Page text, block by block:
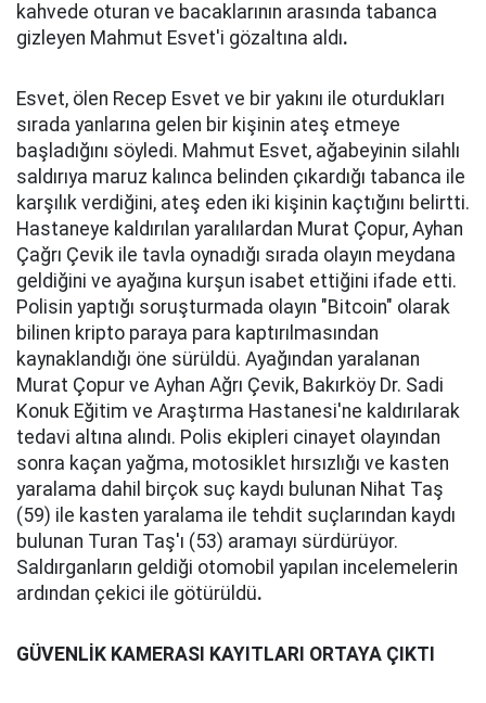
kahvede oturan ve bacaklarının arasında tabanca
gizleyen Mahmut Esvet'i gözaltına aldı.
Esvet, ölen Recep Esvet ve bir yakını ile oturdukları
sırada yanlarına gelen bir kişinin ateş etmeye
başladığını söyledi. Mahmut Esvet, ağabeyinin silahlı
saldırıya maruz kalınca belinden çıkardığı tabanca ile
karşılık verdiğini, ateş eden iki kişinin kaçtığını belirtti.
Hastaneye kaldırılan yaralılardan Murat Çopur, Ayhan
Çağrı Çevik ile tavla oynadığı sırada olayın meydana
geldiğini ve ayağına kurşun isabet ettiğini ifade etti.
Polisin yaptığı soruşturmada olayın "Bitcoin" olarak
bilinen kripto paraya para kaptırılmasından
kaynaklandığı öne sürüldü. Ayağından yaralanan
Murat Çopur ve Ayhan Ağrı Çevik, Bakırköy Dr. Sadi
Konuk Eğitim ve Araştırma Hastanesi'ne kaldırılarak
tedavi altına alındı. Polis ekipleri cinayet olayından
sonra kaçan yağma, motosiklet hırsızlığı ve kasten
yaralama dahil birçok suç kaydı bulunan Nihat Taş
(59) ile kasten yaralama ile tehdit suçlarından kaydı
bulunan Turan Taş'ı (53) aramayı sürdürüyor.
Saldırganların geldiği otomobil yapılan incelemelerin
ardından çekici ile götürüldü.
GÜVENLİK KAMERASI KAYITLARI ORTAYA ÇIKTI